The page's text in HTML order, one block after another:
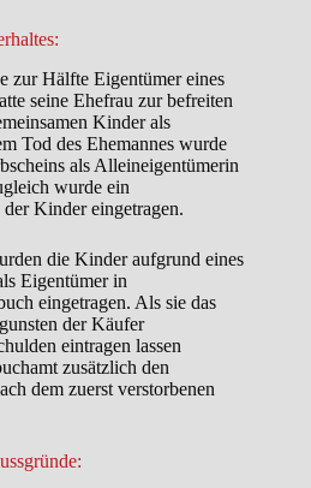
zur Hälfte Eigentümer eines
seine Ehefrau zur befreiten
Kinder als
Tod des Ehemannes wurde
als Alleineigentümerin
wurde ein
Kinder eingetragen.
die Kinder aufgrund eines
Eigentümer in
eingetragen. Als sie das
der Käufer
eintragen lassen
zusätzlich den
dem zuerst verstorbenen